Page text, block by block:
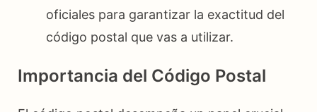
oficiales para garantizar la exactitud del
código postal que vas a utilizar.
Importancia del Código Postal